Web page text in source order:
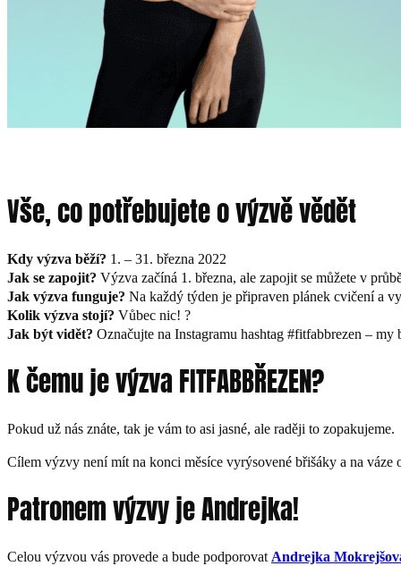
Vše, co potřebujete o výzvě vědět
Kdy výzva běží? 1. – 31. března 2022
Jak se zapojit? Výzva začíná 1. března, ale zapojit se můžete v
Jak výzva funguje? Na každý týden je připraven plánek cvičení a
Kolik výzva stojí? Vůbec nic! ?
Jak být vidět? Označujte na Instagramu hashtag #fitfabbrezen –
K čemu je výzva FITFABBŘEZEN?
Pokud už nás znáte, tak je vám to asi jasné, ale raději to zopakujeme.
Cílem výzvy není mít na konci měsíce vyrýsovené břišáky a na
Patronem výzvy je Andrejka!
Celou výzvou vás provede a bude podporovat Andrejka